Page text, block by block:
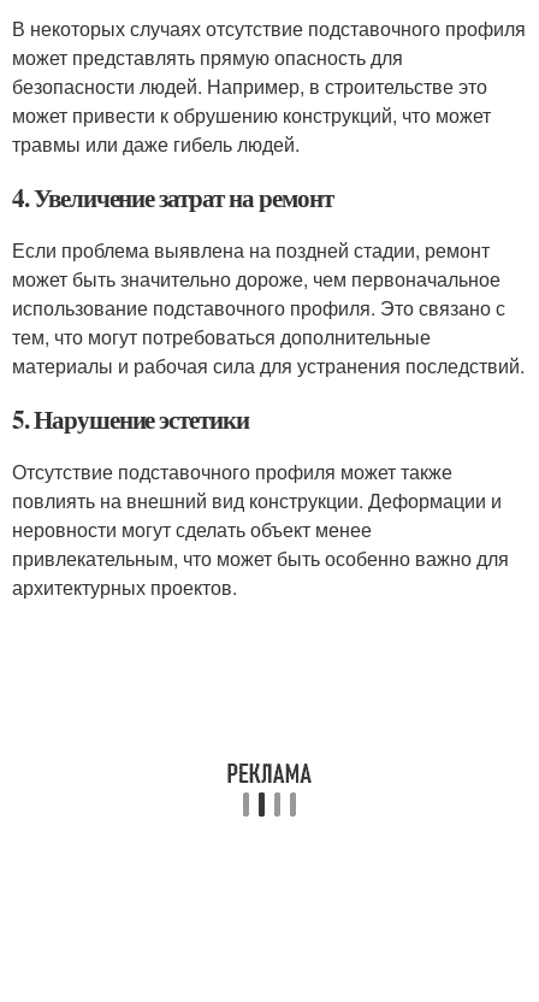
В некоторых случаях отсутствие подставочного профиля
может представлять прямую опасность для
безопасности людей. Например, в строительстве это
может привести к обрушению конструкций, что может
травмы или даже гибель людей.
4. Увеличение затрат на ремонт
Если проблема выявлена на поздней стадии, ремонт
может быть значительно дороже, чем первоначальное
использование подставочного профиля. Это связано с
тем, что могут потребоваться дополнительные
материалы и рабочая сила для устранения последствий.
5. Нарушение эстетики
Отсутствие подставочного профиля может также
повлиять на внешний вид конструкции. Деформации и
неровности могут сделать объект менее
привлекательным, что может быть особенно важно для
архитектурных проектов.